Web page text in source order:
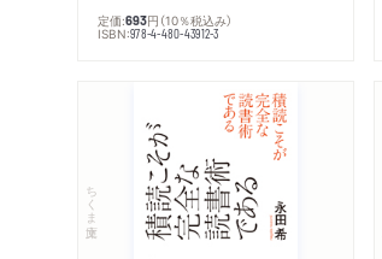
定価:693円 （10％税込み）
ISBN:978-4-480-43912-3
ちくま文庫